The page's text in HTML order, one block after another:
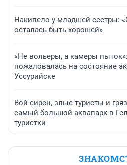
Накипело у младшей сестры:
осталась быть хорошей»
«Не вольеры, а камеры
пожаловалась на состояние
Уссурийске
Вой сирен, злые туристы и
самый большой аквапарк в
туристки